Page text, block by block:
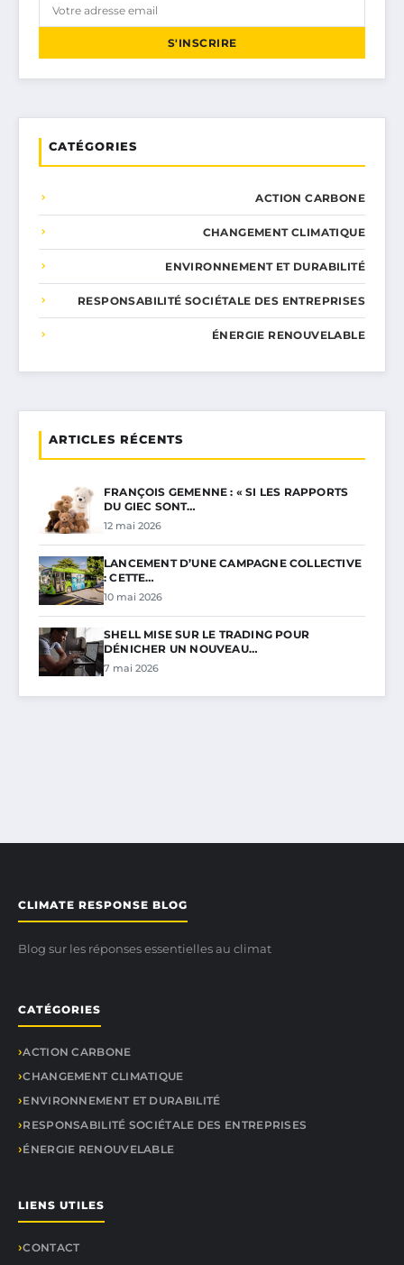
S'INSCRIRE
CATÉGORIES
ACTION CARBONE
CHANGEMENT CLIMATIQUE
ENVIRONNEMENT ET DURABILITÉ
RESPONSABILITÉ SOCIÉTALE DES ENTREPRISES
ÉNERGIE RENOUVELABLE
ARTICLES RÉCENTS
FRANÇOIS GEMENNE : « SI LES RAPPORTS
DU GIEC SONT…
12 mai 2026
LANCEMENT D’UNE CAMPAGNE COLLECTIVE
: CETTE…
10 mai 2026
SHELL MISE SUR LE TRADING POUR
DÉNICHER UN NOUVEAU…
7 mai 2026
CLIMATE RESPONSE BLOG
Blog sur les réponses essentielles au climat
CATÉGORIES
ACTION CARBONE
CHANGEMENT CLIMATIQUE
ENVIRONNEMENT ET DURABILITÉ
RESPONSABILITÉ SOCIÉTALE DES ENTREPRISES
ÉNERGIE RENOUVELABLE
LIENS UTILES
CONTACT